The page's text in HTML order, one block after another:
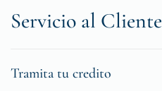
Servicio al Cliente
Tramita tu credito